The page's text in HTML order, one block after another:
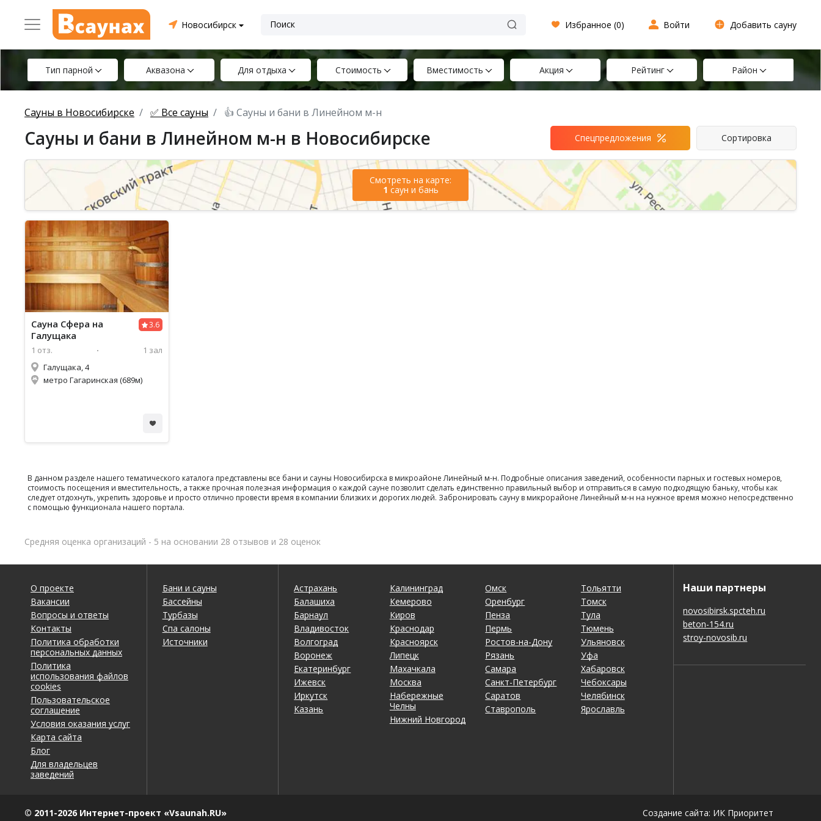
Новосибирск Избранное (0) Войти Добавить сауну
Тип парной Аквазона Для отдыха Стоимость Вместимость Акция Рейтинг Район
Сауны в Новосибирске ✅ Все сауны 👍 Сауны и бани в Линейном м-н
Сауны и бани в Линейном м-н в Новосибирске Спецпредложения Сортировка
Смотреть на карте:
1 саун и бань
3.6
Сауна Сфера на
Галущака
1 отз.
1 зал
Галущака, 4
метро Гагаринская (689м)
В данном разделе нашего тематического каталога представлены все бани и сауны Новосибирска в микроайоне Линейный м-н. Подробные описания заведений, особенности парных и гостевых номеров,
стоимость посещения и вместительность, а также прочная полезная информация о каждой сауне позволит сделать единственно правильный выбор и отправиться в самую подходящую баньку, чтобы как
следует отдохнуть, укрепить здоровье и просто отлично провести время в компании близких и дорогих людей. Забронировать сауну в микрорайоне Линейный м-н на нужное время можно непосредственно
с помощью функционала нашего портала.
Средняя оценка организаций - 5 на основании 28 отзывов и 28 оценок
О проекте
Вакансии
Вопросы и ответы
Контакты
Политика обработки
персональных данных
Политика
использования файлов
cookies
Пользовательское
соглашение
Условия оказания услуг
Карта сайта
Блог
Для владельцев
заведений
Бани и сауны
Бассейны
Турбазы
Спа салоны
Источники
Астрахань
Балашиха
Барнаул
Владивосток
Волгоград
Воронеж
Екатеринбург
Ижевск
Иркутск
Казань
Калининград
Кемерово
Киров
Краснодар
Красноярск
Липецк
Махачкала
Москва
Набережные
Челны
Нижний Новгород
Омск
Оренбург
Пенза
Пермь
Ростов-на-Дону
Рязань
Самара
Санкт-Петербург
Саратов
Ставрополь
Тольятти
Томск
Тула
Тюмень
Ульяновск
Уфа
Хабаровск
Чебоксары
Челябинск
Ярославль
Наши партнеры
novosibirsk.spcteh.ru
beton-154.ru
stroy-novosib.ru
© 2011-2026 Интернет-проект «Vsaunah.RU»
Создание сайта: ИК Приоритет